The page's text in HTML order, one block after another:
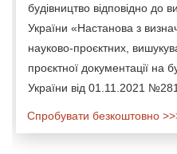
будівництво відповідно до
України «Настанова з
науково-проєктних,
проєктної документації на
України від 01.11.2021
Спробувати безкоштовно